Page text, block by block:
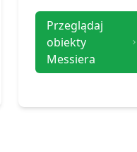
Przeglądaj
obiekty
Messiera